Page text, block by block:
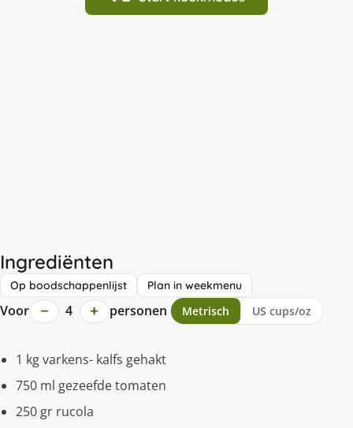
Ingrediënten
Op boodschappenlijst Plan in weekmenu
Voor − 4 + personen Metrisch US cups/oz
1 kg varkens- kalfs gehakt
750 ml gezeefde tomaten
250 gr rucola